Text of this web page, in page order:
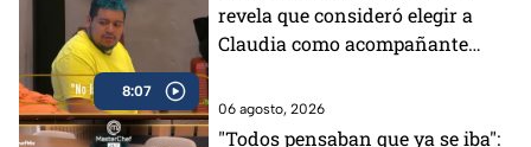
8:07
revela que consideró elegir a
Claudia como acompañante
MasterChef (VIDEO)
06 agosto, 2026
"Todos pensaban que ya se iba":